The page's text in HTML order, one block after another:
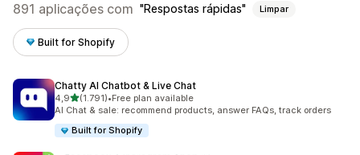
891 aplicações com Respostas rápidas Limpar
Built for Shopify
Chatty AI Chatbot & Live Chat
4,9de 5 estrelas
(1.791)
1791 total de avaliações
•Free plan available
AI Chat & sale: recommend products, answer FAQs, track orders
Built for Shopify